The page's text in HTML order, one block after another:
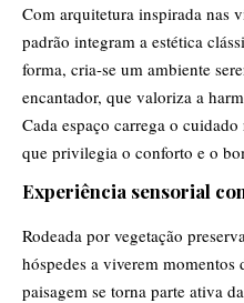
Com arquitetura inspirada nas
padrão integram a estética
forma, cria-se um ambiente
encantador, que valoriza a
Cada espaço carrega o
que privilegia o conforto e o
Experiência sensorial
Rodeada por vegetação
hóspedes a viverem
paisagem se torna parte ativa